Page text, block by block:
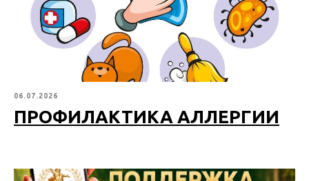
06.07.2026
ПРОФИЛАКТИКА АЛЛЕРГИИ